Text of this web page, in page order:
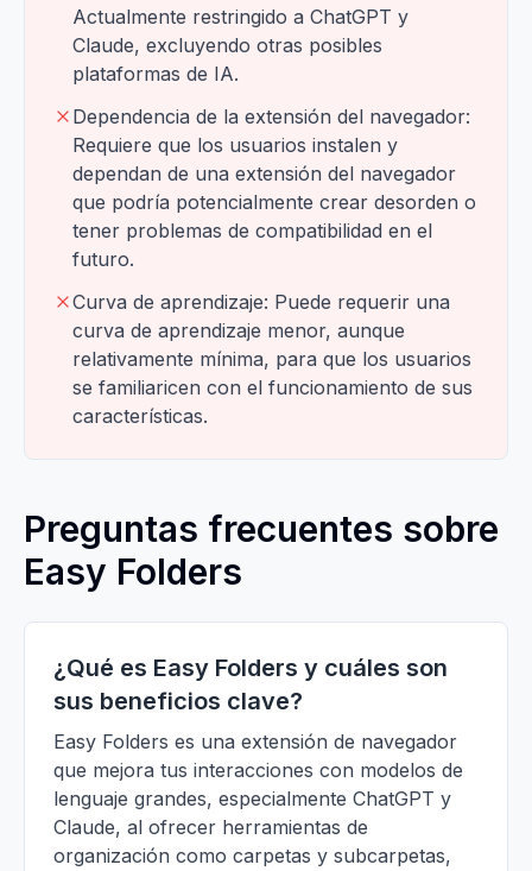
Actualmente restringido a ChatGPT y
Claude, excluyendo otras posibles
plataformas de IA.
Dependencia de la extensión del navegador:
Requiere que los usuarios instalen y
dependan de una extensión del navegador
que podría potencialmente crear desorden o
tener problemas de compatibilidad en el
futuro.
Curva de aprendizaje: Puede requerir una
curva de aprendizaje menor, aunque
relativamente mínima, para que los usuarios
se familiaricen con el funcionamiento de sus
características.
Preguntas frecuentes sobre
Easy Folders
¿Qué es Easy Folders y cuáles son
sus beneficios clave?
Easy Folders es una extensión de navegador
que mejora tus interacciones con modelos de
lenguaje grandes, especialmente ChatGPT y
Claude, al ofrecer herramientas de
organización como carpetas y subcarpetas,